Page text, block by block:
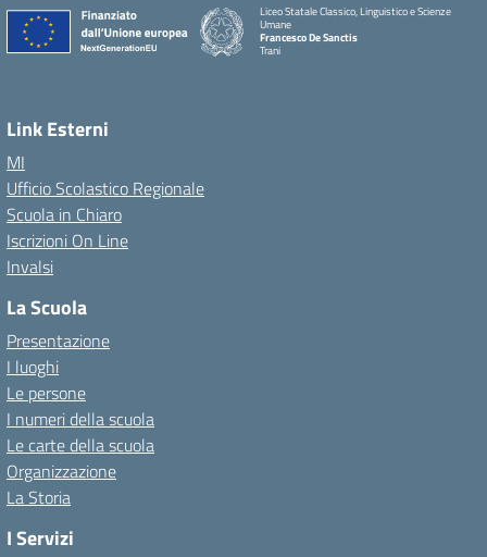
Liceo Statale Classico, Linguistico e Scienze
Umane
Francesco De Sanctis
Trani
Link Esterni
MI
Ufficio Scolastico Regionale
Scuola in Chiaro
Iscrizioni On Line
Invalsi
La Scuola
Presentazione
I luoghi
Le persone
I numeri della scuola
Le carte della scuola
Organizzazione
La Storia
I Servizi